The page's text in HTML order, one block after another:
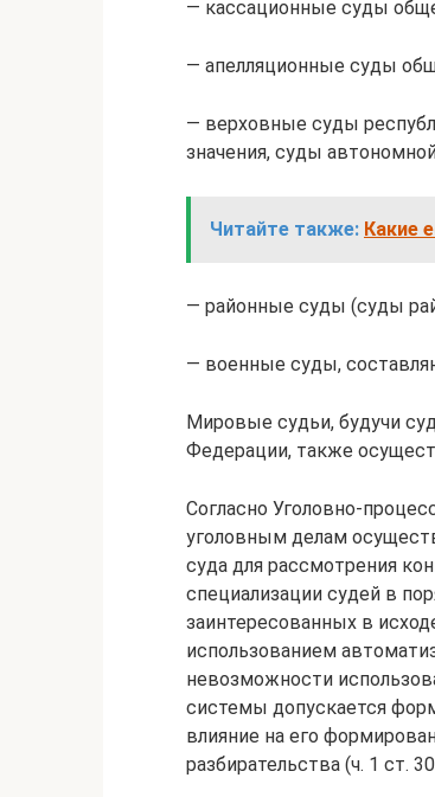
— кассационные суды
— апелляционные суды
— верховные суды
значения, суды
Читайте также: Какие
— районные суды (суды
— военные суды,
Мировые судьи, будучи
Федерации, также
Согласно Уголовно-
уголовным делам
суда для рассмотрения
специализации судей в
заинтересованных в
использованием
невозможности
системы допускается
влияние на его
разбирательства (ч. 1 ст.